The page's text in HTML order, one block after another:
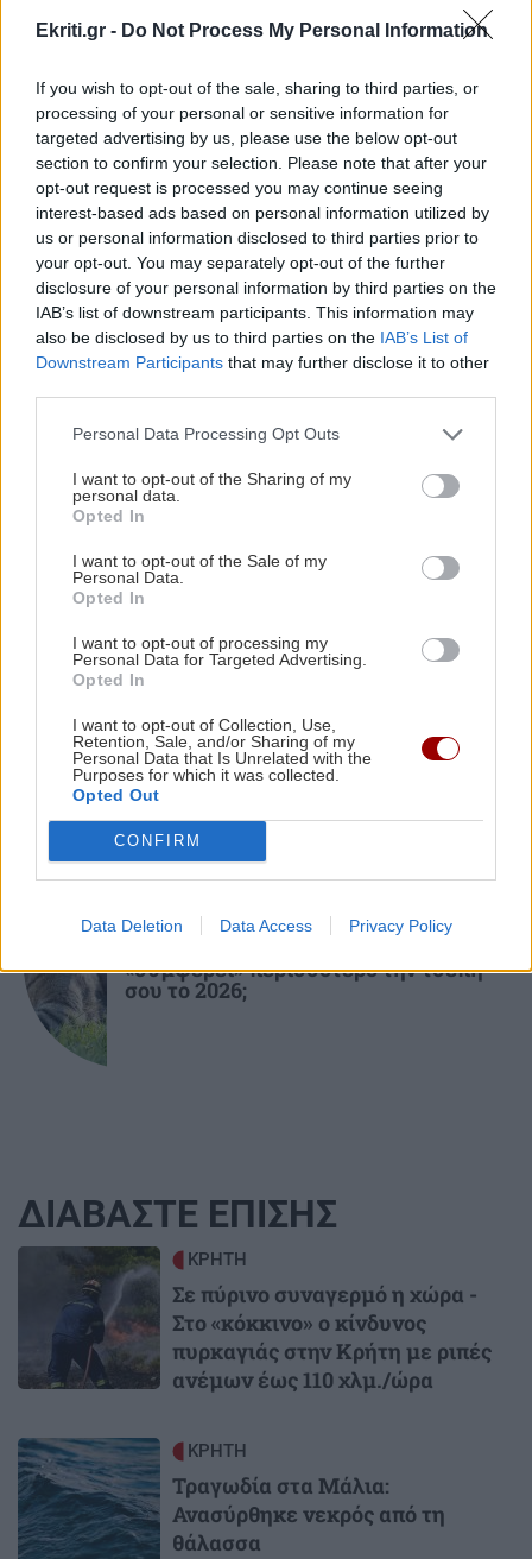
Ekriti.gr - Do Not Process My Personal Information
If you wish to opt-out of the sale, sharing to third parties, or
processing of your personal or sensitive information for
targeted advertising by us, please use the below opt-out
section to confirm your selection. Please note that after your
opt-out request is processed you may continue seeing
interest-based ads based on personal information utilized by
us or personal information disclosed to third parties prior to
your opt-out. You may separately opt-out of the further
disclosure of your personal information by third parties on the
IAB’s list of downstream participants. This information may
also be disclosed by us to third parties on the IAB’s List of
Downstream Participants that may further disclose it to other
Personal Data Processing Opt Outs
I want to opt-out of the Sharing of my
personal data.
Opted In
I want to opt-out of the Sale of my
Personal Data.
Opted In
I want to opt-out of processing my
Personal Data for Targeted Advertising.
Opted In
I want to opt-out of Collection, Use,
Retention, Sale, and/or Sharing of my
Personal Data that Is Unrelated with the
Purposes for which it was collected.
Opted Out
CONFIRM
Data Deletion Data Access Privacy Policy
ανέμων έως 110 χλμ./ώρα
13:14
ΚΡΗΤΗ
Τραγωδία στα Μάλια: Ανασύρθηκε νεκρός από
τη θάλασσα
13:00
GOSSIP - LIFESTYLE
Η Βαλέρια Χοψονίδου και ο Αντώνης
Βλωτιδέλλης βάφτισαν τον μοναχογιό τους
12:47
ΕΛΛΑΔΑ
Έξοδος Αυγούστου: Κορυφώνεται η φυγή των
αδειούχων – «Ουρές» σε λιμάνια και ΚΤΕΛ
12:35
ΕΛΛΑΔΑ
Πάρος: Σφραγίστηκε το beach bar μετά τον
θάνατο του 4χρονου στην πισίνα – Στον
εισαγγελέα ο ιδιοκτήτης
12:23
ΚΡΗΤΗ
Ηράκλειο: Μεγάλη βλάβη στις Βασιλειές –
Ποιες περιοχές θα μείνουν χωρίς νερό
ΠΕΡΙΣΣΟΤΕΡΑ
GOSSIP - LIFESTYLE
Καλομοίρα: «Όταν κάνω δίαιτα, το
πρώτο πράγμα που κάνω...»
ΚΡΗΤΗ
Κρήτη: Συνελήφθη 32χρονος για πέντε
κλοπές από επιχειρήσεις – Βρέθηκαν
κλοπιμαία
ΚΟΣΜΟΣ
Πύραυλοι των Χούθι χτύπησαν
πετρελαϊκές εγκαταστάσεις στην
Τζιζάν
«συμφέρει» περισσότερο την τσέπη
σου το 2026;
ΔΙΑΒΑΣΤΕ ΕΠΙΣΗΣ
ΚΡΗΤΗ
Σε πύρινο συναγερμό η χώρα -
Στο «κόκκινο» ο κίνδυνος
πυρκαγιάς στην Κρήτη με ριπές
ανέμων έως 110 χλμ./ώρα
Image ΚΡΗΤΗ
Τραγωδία στα Μάλια:
Ανασύρθηκε νεκρός από τη
θάλασσα